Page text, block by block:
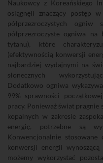
Naukowcy z Koreańskiego
osiągnęli znaczący postęp
półprzezroczystych ogniw
półprzezroczyste ogniwa
tytanu), które
(efektywnością konwersji
najbardziej wydajnymi na
słonecznych
Dodatkowo ogniwa
99% sprawności
pracy. Ponieważ świat
kopalnych w zakresie
energię, potrzebne są
Konwencjonalnie stosowane
konwersji energii
możemy wykorzystać